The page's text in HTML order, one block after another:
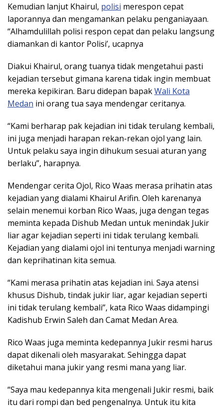
Kemudian lanjut Khairul, polisi merespon cepat
laporannya dan mengamankan pelaku penganiayaan.
“Alhamdulillah polisi respon cepat dan pelaku langsung
diamankan di kantor Polisi’, ucapnya
Diakui Khairul, orang tuanya tidak mengetahui pasti
kejadian tersebut gimana karena tidak ingin membuat
mereka kepikiran. Baru didepan bapakWali Kota
Medan ini orang tua saya mendengar ceritanya.
“Kami berharap pak kejadian ini tidak terulang kembali,
ini juga menjadi harapan rekan-rekan ojol yang lain.
Untuk pelaku saya ingin dihukum sesuai aturan yang
berlaku”, harapnya.
Mendengar cerita Ojol, Rico Waas merasa prihatin atas
kejadian yang dialami Khairul Arifin. Oleh karenanya
selain menemui korban Rico Waas, juga dengan tegas
meminta kepada Dishub Medan untuk menindak Jukir
liar agar kejadian seperti ini tidak terulang kembali.
Kejadian yang dialami ojol ini tentunya menjadi warning
dan keprihatinan kita semua.
“Kami merasa prihatin atas kejadian ini. Saya atensi
khusus Dishub, tindak jukir liar, agar kejadian seperti
ini tidak terulang kembali”, kata Rico Waas didampingi
Kadishub Erwin Saleh dan Camat Medan Area.
Rico Waas juga meminta kedepannya Jukir resmi harus
dapat dikenali oleh masyarakat. Sehingga dapat
diketahui mana jukir yang resmi mana yang liar.
“Saya mau kedepannya kita mengenali Jukir resmi, baik
itu dari rompi dan bed pengenalnya. Untuk itu kita